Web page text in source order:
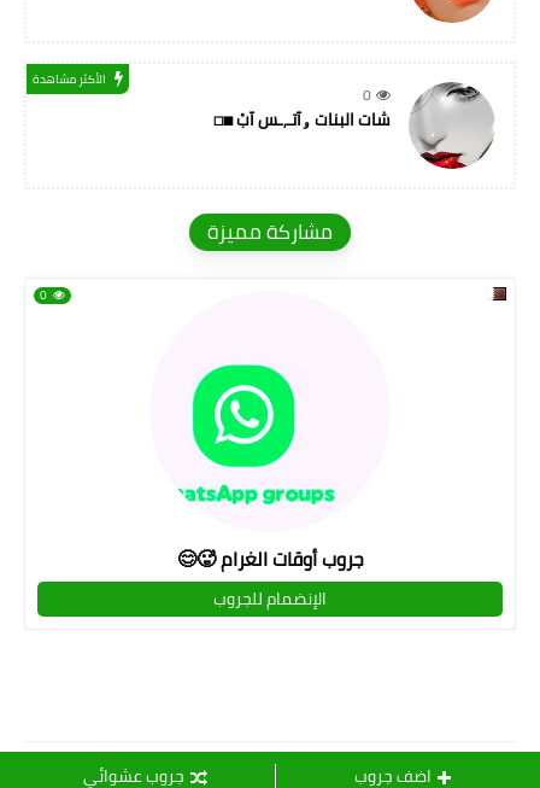
اضف جروب جروب عشوائي
0
الأكثر مشاهدة
شات البنات ۅآتـ,ـس آبْ ◼◻
مشاركة مميزة
جروب أوقات الغرام 🥵😊
0
الإنضمام للجروب
قروبات لميـــــ💜ــــــــس